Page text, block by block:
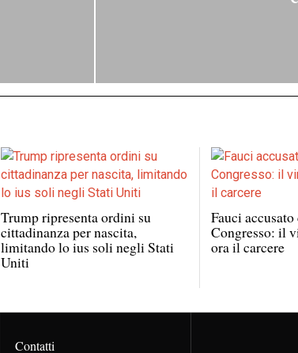
Trump ripresenta ordini su
cittadinanza per nascita,
limitando lo ius soli negli Stati
Uniti
Fauci
Congresso: il
ora il carcere
Contatti